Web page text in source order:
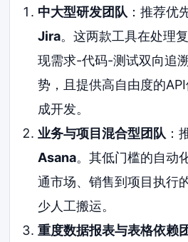
中大型研发团队 ：推荐优
Jira。这两款工具在处理
现需求-代码-测试双向追
势，且提供高自由度的
成开发。
业务与项目混合型团队 ：
Asana。其低门槛的自动
通市场、销售到项目执行
少人工搬运。
重度数据报表与表格依赖